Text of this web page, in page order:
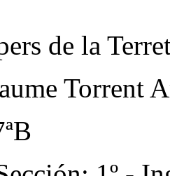
de la
Torrent